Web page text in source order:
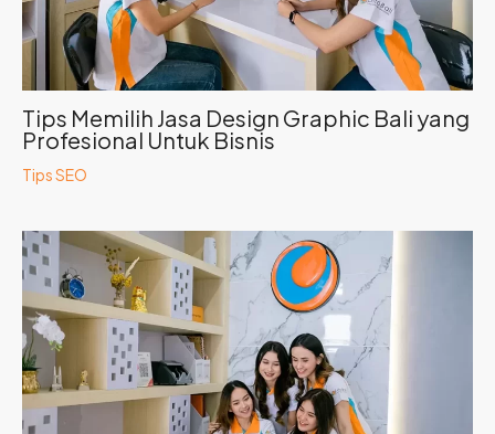
Tips Memilih Jasa Design Graphic Bali yang
Profesional Untuk Bisnis
Tips SEO